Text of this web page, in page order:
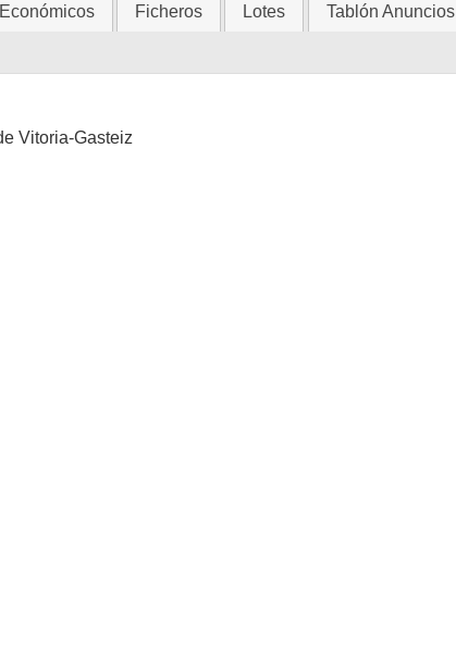
Ficheros Lotes Tablón Anuncios
Vitoria-Gasteiz